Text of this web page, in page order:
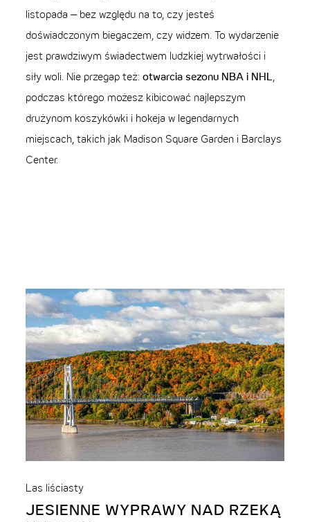
listopada – bez względu na to, czy jesteś
doświadczonym biegaczem, czy widzem. To wydarzenie
jest prawdziwym świadectwem ludzkiej wytrwałości i
siły woli. Nie przegap też:otwarcia sezonu NBA i NHL
podczas którego możesz kibicować najlepszym
drużynom koszykówki i hokeja w legendarnych
miejscach, takich jak Madison Square Garden i Barclays
Center.
Las liściasty
JESIENNE WYPRAWY NAD RZEKĄ